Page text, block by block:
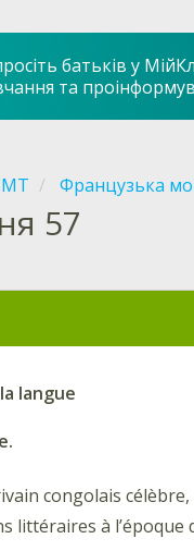
батьків у
та
Французька
57
langue
congolais
littéraires à l’époque